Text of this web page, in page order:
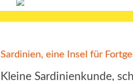
Sardinien, eine Insel für
Kleine Sardinienkunde,